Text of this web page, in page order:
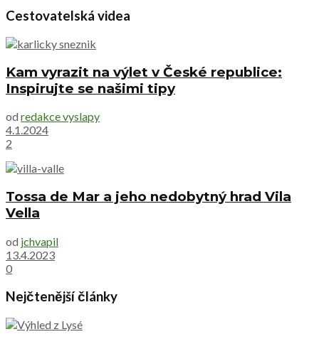
Cestovatelská videa
Kam vyrazit na výlet v České republice:
Inspirujte se našimi tipy
od redakce vyslapy
4.1.2024
2
Tossa de Mar a jeho nedobytný hrad Vila
Vella
od jchvapil
13.4.2023
0
Nejčtenější články